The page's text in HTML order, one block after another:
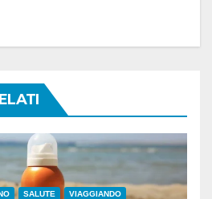
SALUTE VIAGGIANDO